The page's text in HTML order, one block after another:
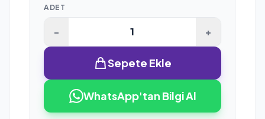
ADET
- +
Sepete Ekle
WhatsApp'tan Bilgi Al